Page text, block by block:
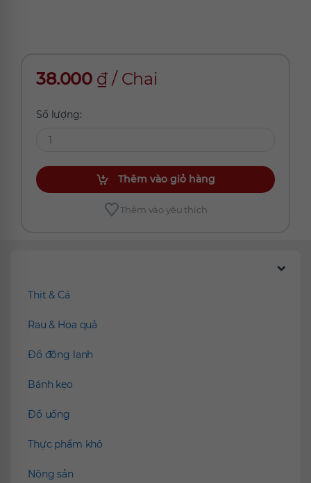
38.000 ₫ / Chai
Số lượng:
Thêm vào giỏ hàng
Thêm vào yêu thích
Thịt & Cá
Rau & Hoa quả
Đồ đông lạnh
Bánh kẹo
Đồ uống
Thực phẩm khô
Nông sản